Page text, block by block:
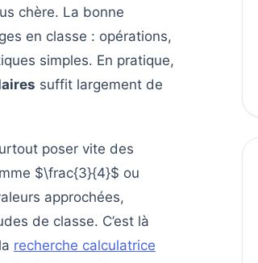
chère. La bonne
en classe : opérations,
simples. En pratique,
suffit largement de
poser vite des
$\frac{3}{4}$ ou
approchées,
de classe. C’est là
recherche calculatrice